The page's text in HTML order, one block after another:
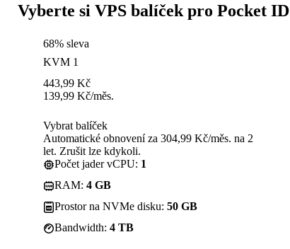
Vyberte si VPS balíček pro Pocket ID
68% sleva
KVM 1
443,99 Kč
139,99 Kč/měs.
Vybrat balíček
Automatické obnovení za 304,99 Kč/měs. na 2
let. Zrušit lze kdykoli.
Počet jader vCPU: 1
RAM: 4 GB
Prostor na NVMe disku: 50 GB
Bandwidth: 4 TB